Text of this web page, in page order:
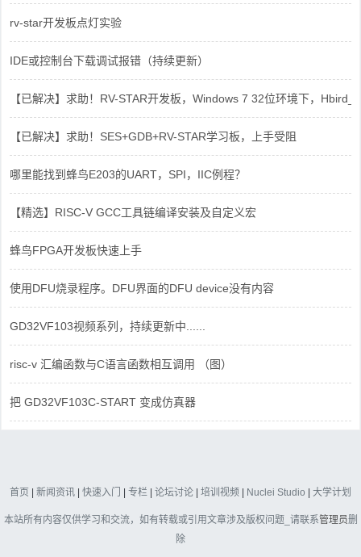
rv-star开发板点灯实验
IDE或控制台下载调试报错（持续更新）
【已解决】求助！RV-STAR开发板，Windows 7 32位环境下，
【已解决】求助！SES+GDB+RV-STAR学习板，上手受阻
哪里能找到蜂鸟E203的UART，SPI，IIC例程？
【精选】RISC-V GCC工具链编译安装及自定义宏
蜂鸟FPGA开发板快速上手
使用DFU烧录程序。DFU界面的DFU device没有内容
GD32VF103视频系列，持续更新中......
risc-v 汇编函数与C语言函数相互调用 （图）
把 GD32VF103C-START 变成仿真器
首页 | 新闻资讯 | 快速入门 | 专栏 | 论坛讨论 | 培训视频 | Nuclei Studio | 大学计划
本站所有内容仅供学习和交流，如有转载或引用文章涉及版权问题_请联系管理员删
除